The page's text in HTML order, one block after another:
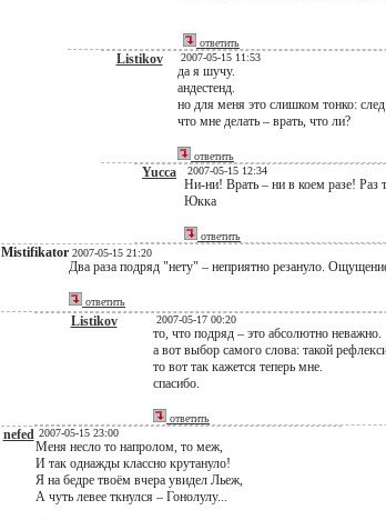
ответить
Listikov 2007-05-15 11:53
да я шучу.
андестенд.
но для меня это слишком тонко:
что мне делать – врать, что ли?
ответить
Yucca 2007-05-15 12:34
Ни-ни! Врать – ни в коем разе! Раз
Юкка
ответить
Mistifikator 2007-05-15 21:20
Два раза подряд "нету" – неприятно резануло.
ответить
Listikov 2007-05-17 00:20
то, что подряд – это абсолютно неважно.
а вот выбор самого слова: такой
то вот так кажется теперь мне.
спасибо.
ответить
nefed 2007-05-15 23:00
Меня несло то напролом, то меж,
И так однажды классно крутануло!
Я на бедре твоём вчера увидел Льеж,
А чуть левее ткнулся – Гонолулу...